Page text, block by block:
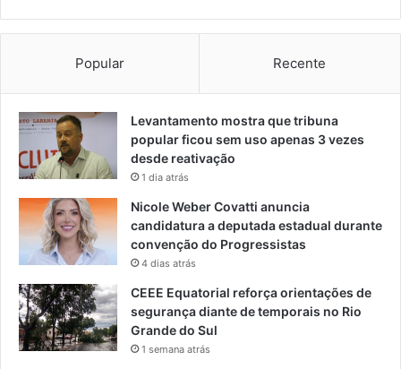
Popular Recente
Levantamento mostra que tribuna
popular ficou sem uso apenas 3 vezes
desde reativação
1 dia atrás
Nicole Weber Covatti anuncia
candidatura a deputada estadual durante
convenção do Progressistas
4 dias atrás
CEEE Equatorial reforça orientações de
segurança diante de temporais no Rio
Grande do Sul
1 semana atrás